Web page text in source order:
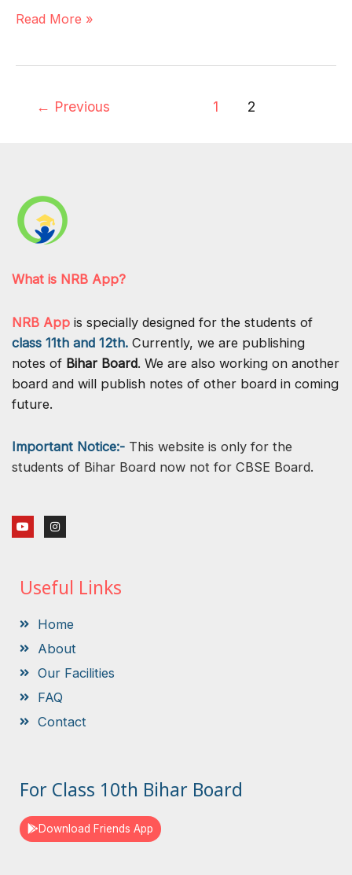
पद्य-1
कक्षा-12
हिन्दी
मार्क्स
Read More »
← Previous 1 2
What is NRB App?
NRB App is specially designed for the students of
class 11th and 12th. Currently, we are publishing
notes of Bihar Board. We are also working on another
board and will publish notes of other board in coming
future.
Important Notice:- This website is only for the
students of Bihar Board now not for CBSE Board.
Y
o
u
I
n
s
r
a
Useful Links
Home
About
Our Facilities
FAQ
Contact
For Class 10th Bihar Board
Download Friends App